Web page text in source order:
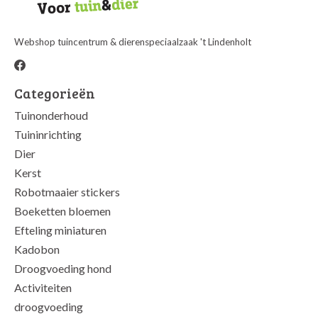
Webshop tuincentrum & dierenspeciaalzaak 't Lindenholt
Categorieën
Tuinonderhoud
Tuininrichting
Dier
Kerst
Robotmaaier stickers
Boeketten bloemen
Efteling miniaturen
Kadobon
Droogvoeding hond
Activiteiten
droogvoeding